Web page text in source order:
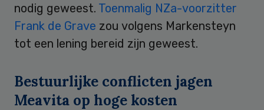
nodig geweest. Toenmalig NZa-voorzitter
Frank de Grave zou volgens Markensteyn
tot een lening bereid zijn geweest.
Bestuurlijke conflicten jagen
Meavita op hoge kosten